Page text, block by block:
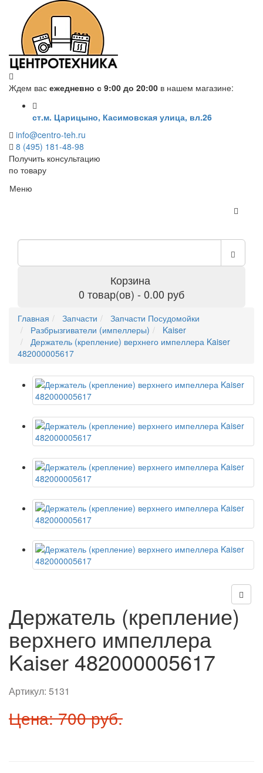
Ждем вас ежедневно с 9:00 до 20:00 в нашем магазине:
ст.м. Царицыно, Касимовская улица, вл.26
info@centro-teh.ru
8 (495) 181-48-98
Получить консультацию
по товару
Меню
Корзина
0 товар(ов) - 0.00 руб
Главная Запчасти
Запчасти Посудомойки
Разбрызгиватели (импеллеры)
Kaiser
Держатель (крепление) верхнего импеллера Kaiser
482000005617
Держатель (крепление)
верхнего импеллера
Kaiser 482000005617
Артикул: 5131
Цена: 700 руб.